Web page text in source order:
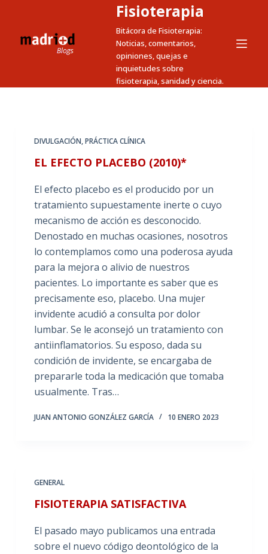
r
Fisioterapia
Bitácora de Fisioterapia:
Noticias, comentarios,
opiniones, quejas e
inquietudes sobre
fisioterapia, sanidad y ciencia.
DIVULGACIÓN,PRÁCTICA CLÍNICA
EL EFECTO PLACEBO (2010)*
El efecto placebo es el producido por un
tratamiento supuestamente inerte o cuyo
mecanismo de acción es desconocido.
Denostado en muchas ocasiones, nosotros
lo contemplamos como una poderosa ayuda
para la mejora o alivio de nuestros
pacientes. Lo importante es saber que es
precisamente eso, placebo. Una mujer
invidente acudió a consulta por dolor
lumbar. Se le aconsejó un tratamiento con
antiinflamatorios. Su esposo, dada su
condición de invidente, se encargaba de
prepararle toda la medicación que tomaba
usualmente. Tras…
JUAN ANTONIO GONZÁLEZ GARCÍA 10 ENERO 2023
GENERAL
FISIOTERAPIA SATISFACTIVA
El pasado mayo publicamos una entrada
sobre el nuevo código deontológico de la